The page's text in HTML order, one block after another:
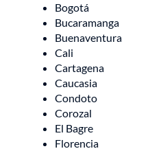
Bogotá
Bucaramanga
Buenaventura
Cali
Cartagena
Caucasia
Condoto
Corozal
El Bagre
Florencia